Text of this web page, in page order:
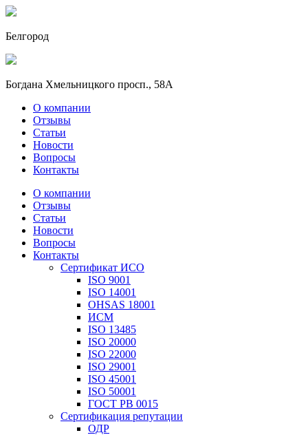
Белгород
Богдана Хмельницкого просп., 58А
О компании
Отзывы
Статьи
Новости
Вопросы
Контакты
О компании
Отзывы
Статьи
Новости
Вопросы
Контакты
Сертификат ИСО
ISO 9001
ISO 14001
OHSAS 18001
ИСМ
ISO 13485
ISO 20000
ISO 22000
ISO 29001
ISO 45001
ISO 50001
ГОСТ РВ 0015
Сертификация репутации
ОДР